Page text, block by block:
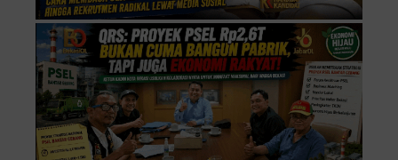
IKLAN IDULFITRI 1447H/2026M